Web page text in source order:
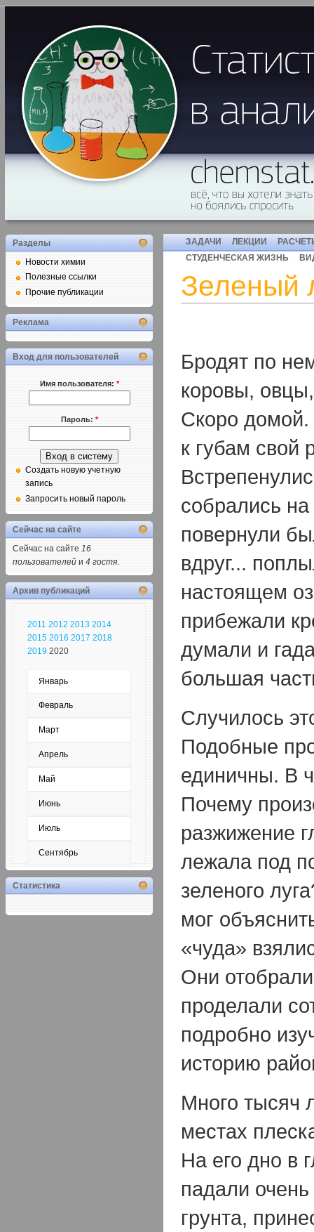
ЗАДАЧИ ЛЕКЦИИ
СТУДЕНЧЕСКАЯ ЖИЗНЬ
Зеленый
Бродят по
коровы,
Скоро домой.
к губам свой
собрались
повернули
вдруг...
настоящем
прибежали
думали и
большая
Случилось
Подобные
единичны. В
Почему
разжижение
лежала под
зеленого
мог
«чуда»
Они
проделали
подробно
историю
Много тысяч
местах
На его дно в
падали
грунта,
Разделы
Новости химии
Полезные ссылки
Прочие публикации
Реклама
Вход для пользователей
Имя пользователя: *
Пароль: *
Создать новую учетную
запись
Запросить новый пароль
Сейчас на сайте
Сейчас на сайте 16
пользователей и 4 гостя.
Архив публикаций
2011 2012 2013 2014
2015 2016 2017 2018
2019 2020
Январь
Февраль
Март
Апрель
Май
Июнь
Июль
Сентябрь
Статистика